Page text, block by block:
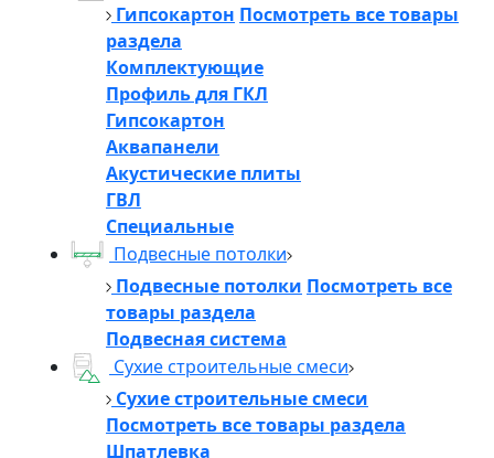
Гипсокартон Посмотреть все товары
раздела
Комплектующие
Профиль для ГКЛ
Гипсокартон
Аквапанели
Акустические плиты
ГВЛ
Специальные
Подвесные потолки
Подвесные потолки Посмотреть все
товары раздела
Подвесная система
Сухие строительные смеси
Сухие строительные смеси
Посмотреть все товары раздела
Шпатлевка